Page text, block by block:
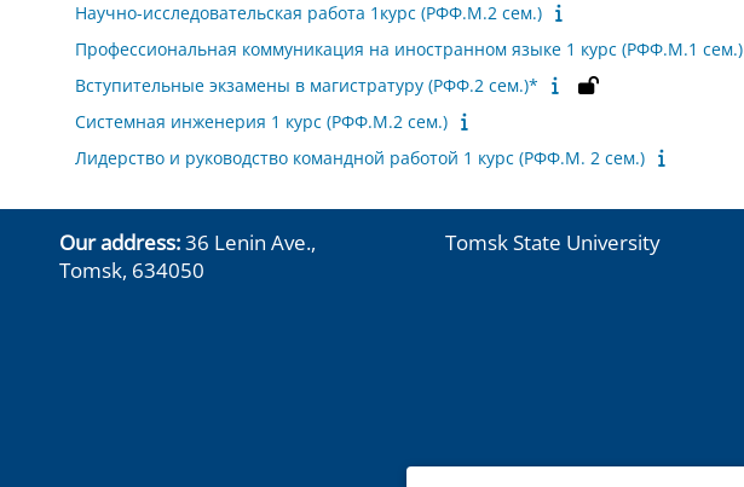
Научно-исследовательская работа 1курс (РФФ.М.2 сем.)
Профессиональная коммуникация на иностранном языке 1 курс (РФФ.М.1 сем.)
Вступительные экзамены в магистратуру (РФФ.2 сем.)*
Системная инженерия 1 курс (РФФ.М.2 сем.)
Лидерство и руководство командной работой 1 курс (РФФ.М. 2 сем.)
Our address:36 Lenin Ave.,
Tomsk, 634050
Tomsk State University